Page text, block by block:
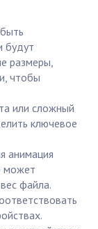
будут
размеры,
чтобы
или сложный
ключевое
анимация
может
файла.